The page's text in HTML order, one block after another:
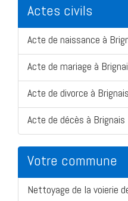
Actes civils
Acte de naissance à
Acte de mariage à
Acte de divorce à Brignais
Acte de décès à Brignais
Votre commune
Nettoyage de la voierie